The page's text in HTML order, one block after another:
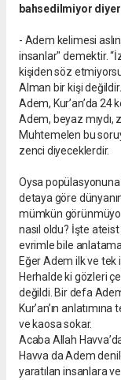
bahsedilmiyor
- Adem kelimesi
insanlar" demektir.
kişiden söz
Alman bir kişi değildir.
Adem, Kur’an’da 24
Adem, beyaz mıydı,
Muhtemelen bu
zenci diyeceklerdir.
Oysa
detaya göre
mümkün
nasıl oldu? İşte
evrimle bile
Eğer Adem ilk ve tek
Herhalde ki gözleri
değildi. Bir defa
Kur’an’ın
ve kaosa sokar.
Acaba Allah
Havva da Adem
yaratılan insanlara